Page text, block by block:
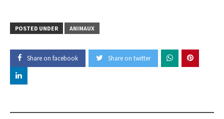
POSTED UNDER ANIMAUX
Share on facebook Share on twitter